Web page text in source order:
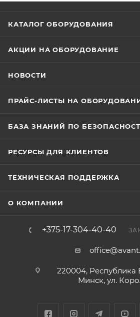
КАТАЛОГ ОБОРУДОВАНИЯ
АКЦИИ НА ОБОРУДОВАНИЕ
НОВОСТИ
ПРАЙС-ЛИСТЫ НА
БАЗА ЗНАНИЙ ПО
РЕСУРСЫ ДЛЯ КЛИЕНТОВ
ТЕХНИЧЕСКАЯ ПОДДЕРЖКА
О КОМПАНИИ
+375-17-304-40-40
220004, Республика
Минск, ул.